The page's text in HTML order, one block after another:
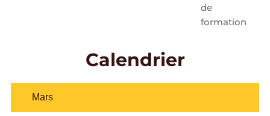
de
formation
Calendrier
Mars